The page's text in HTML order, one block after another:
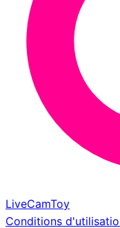
LiveCamToy
Conditions